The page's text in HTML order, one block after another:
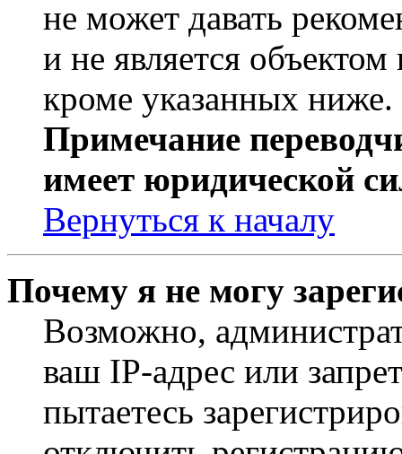
не может давать
и не является
кроме указанных ниже.
Примечание
имеет юридической
Вернуться к началу
Почему я не могу
Возможно,
ваш IP-адрес или
пытаетесь